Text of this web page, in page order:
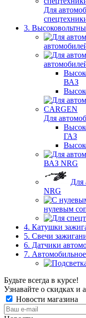
Для
3.
ВАЗ
Для
ГАЗ
ВАЗ NRG
Для
NRG
нулевым
4. Катушки
5. Свечи
6. Датчики
7.
Будьте всегда в курсе!
Узнавайте о скидках и
Новости магазина